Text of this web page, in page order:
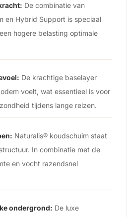
De combinatie van
en Hybrid Support is speciaal
hogere belasting optimale
De krachtige baselayer
voelt, wat essentieel is voor
tijdens lange reizen.
Naturalis® koudschuim staat
In combinatie met de
en vocht razendsnel
ondergrond: De luxe